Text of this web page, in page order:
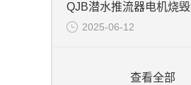
2025-06-12
查看全部